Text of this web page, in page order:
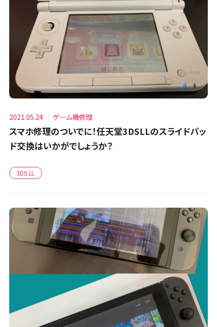
2021.05.24 ゲーム機修理
スマホ修理のついでに！任天堂3DSLLのスライドパッ
ド交換はいかがでしょうか？
3DS LL